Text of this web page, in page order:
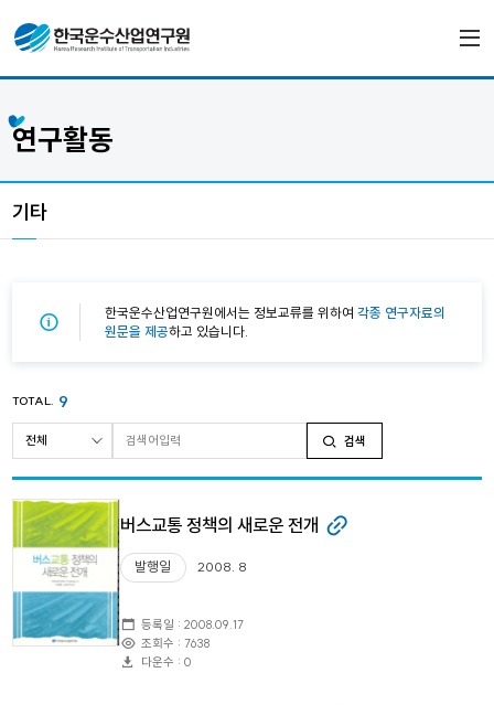
연구활동
기타
한국운수산업연구원에서는 정보교류를 위하여 각종 연구자료의
원문을 제공하고 있습니다.
TOTAL. 9
검색
버스교통 정책의 새로운 전개
발행일 2008. 8
등록일 : 2008.09.17
조회수 : 7638
다운수 : 0